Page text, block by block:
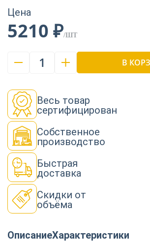
Цена
5210 ₽/ШТ
1 В
Весь товар
сертифицирован
Собственное
производство
Быстрая
доставка
Скидки от
объёма
ОписаниеХарактеристики